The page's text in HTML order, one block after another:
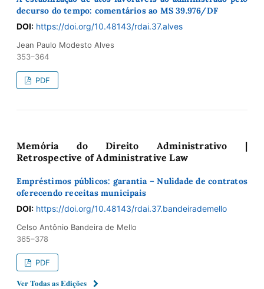
decurso do tempo: comentários ao MS 39.976/DF
DOI: https://doi.org/10.48143/rdai.37.alves
Jean Paulo Modesto Alves
353–364
PDF
Memória do Direito Administrativo |
Retrospective of Administrative Law
Empréstimos públicos: garantia – Nulidade de contratos
oferecendo receitas municipais
DOI: https://doi.org/10.48143/rdai.37.bandeirademello
Celso Antônio Bandeira de Mello
365–378
PDF
Ver Todas as Edições